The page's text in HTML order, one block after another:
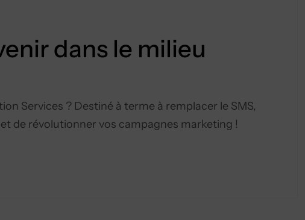
dans le milieu
Services ? Destiné à terme à remplacer le SMS,
de révolutionner vos campagnes marketing !